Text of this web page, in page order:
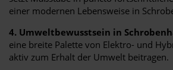
einer modernen Lebensweise in
4. Umweltbewusstsein in
eine breite Palette von Elektro- und
aktiv zum Erhalt der Umwelt beitragen.